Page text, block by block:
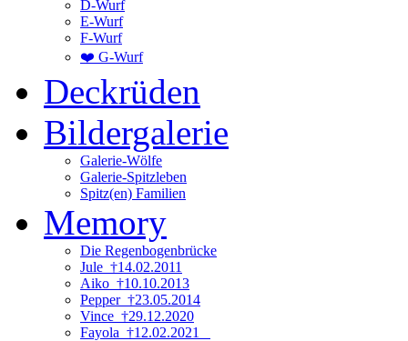
D-Wurf
E-Wurf
F-Wurf
❤️ G-Wurf
Deckrüden
Bildergalerie
Galerie-Wölfe
Galerie-Spitzleben
Spitz(en) Familien
Memory
Die Regenbogenbrücke
Jule †14.02.2011
Aiko †10.10.2013
Pepper †23.05.2014
Vince †29.12.2020
Fayola †12.02.2021